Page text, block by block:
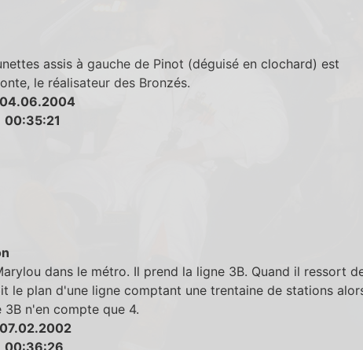
assis à gauche de Pinot (déguisé en clochard) est
le réalisateur des Bronzés.
00:35:21
dans le métro. Il prend la ligne 3B. Quand il ressort
le plan d'une ligne comptant une trentaine de stations
3B n'en compte que 4.
00:36:26